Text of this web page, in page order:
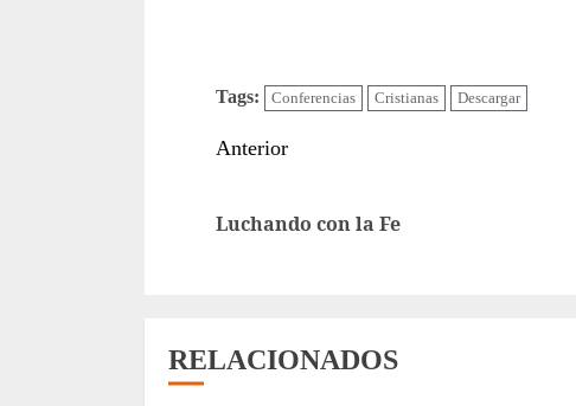
Tags: Conferencias Cristianas Descargar
Sigue
Anterior
Luchando con la Fe
RELACIONADOS